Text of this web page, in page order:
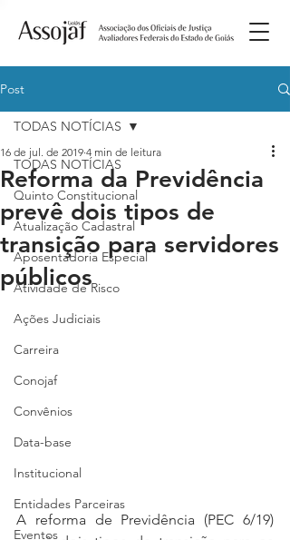
Post
TODAS NOTÍCIAS
Quinto Constitucional
Atualização Cadastral
Aposentadoria Especial
Atividade de Risco
Ações Judiciais
Carreira
Conojaf
Convênios
Data-base
Institucional
Entidades Parceiras
Eventos
TODAS NOTÍCIAS
Reforma da Previdência
prevê dois tipos de
transição para servidores
públicos
16 de jul. de 2019 4 min de leitura
A reforma de Previdência (PEC 6/19)